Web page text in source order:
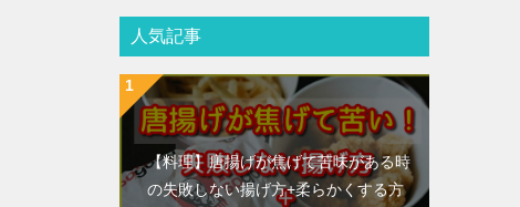
人気記事
【料理】唐揚げが焦げて苦味がある時
の失敗しない揚げ方+柔らかくする方